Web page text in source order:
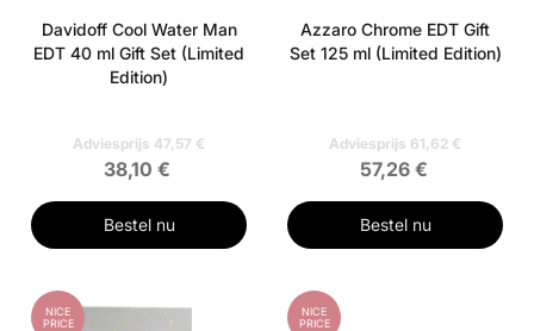
Davidoff Cool Water Man
EDT 40 ml Gift Set (Limited
Edition)
Adviesprijs 47,57 €
38,10 €
Bestel nu
Azzaro Chrome EDT Gift
Set 125 ml (Limited Edition)
Adviesprijs 61,62 €
57,26 €
Bestel nu
NICE
PRICE
NICE
PRICE